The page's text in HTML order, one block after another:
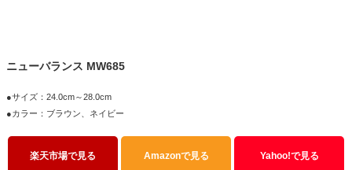
ニューバランス MW685
●サイズ：24.0cm～28.0cm
●カラー：ブラウン、ネイビー
楽天市場で見る Amazonで見る Yahoo!で見る